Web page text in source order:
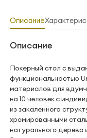
Описание
Описание
Покерный стол с
функциональностью
материалов для
на 10 человек с
из закалённого
хромированными
натурального